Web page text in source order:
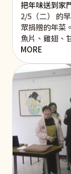
把年味送到家
2/5（二） 的
眾捐贈的年菜
魚片、雞翅、
MORE